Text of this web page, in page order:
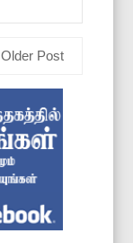
Older Post